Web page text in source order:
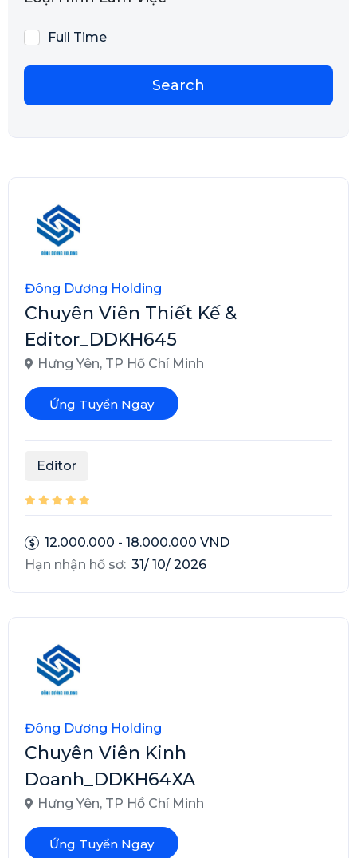
Full Time
Search
Đông Dương Holding
Chuyên Viên Thiết Kế &
Editor_DDKH645
Hưng Yên, TP Hồ Chí Minh
Ứng Tuyển Ngay
Editor
12.000.000 - 18.000.000 VND
Hạn nhận hồ sơ: 31/ 10/ 2026
Đông Dương Holding
Chuyên Viên Kinh
Doanh_DDKH64XA
Hưng Yên, TP Hồ Chí Minh
Ứng Tuyển Ngay